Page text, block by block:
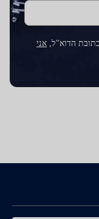
הדוא"ל, אני